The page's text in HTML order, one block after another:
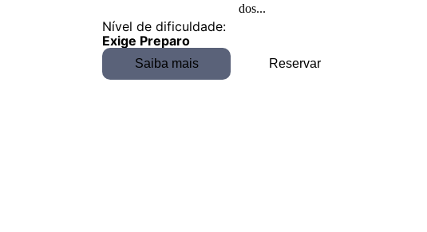
dos...
Nível de dificuldade:
Exige Preparo
Saiba mais Reservar